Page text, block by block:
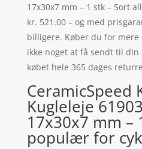
17x30x7 mm – 1 stk – Sort
kr. 521.00 – og med
billigere. Køber du for mere
ikke noget at få sendt til din
købet hele 365 dages
CeramicSpeed
Kugleleje
17x30x7 mm –
populær for